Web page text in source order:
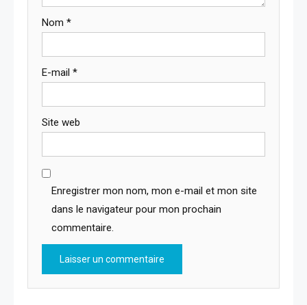
Nom *
E-mail *
Site web
Enregistrer mon nom, mon e-mail et mon site
dans le navigateur pour mon prochain
commentaire.